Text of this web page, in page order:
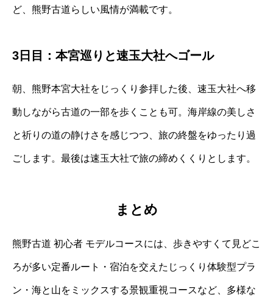
ど、熊野古道らしい風情が満載です。
3日目：本宮巡りと速玉大社へゴール
朝、熊野本宮大社をじっくり参拝した後、速玉大社へ移
動しながら古道の一部を歩くことも可。海岸線の美しさ
と祈りの道の静けさを感じつつ、旅の終盤をゆったり過
ごします。最後は速玉大社で旅の締めくくりとします。
まとめ
熊野古道 初心者 モデルコースには、歩きやすくて見どこ
ろが多い定番ルート・宿泊を交えたじっくり体験型プラ
ン・海と山をミックスする景観重視コースなど、多様な